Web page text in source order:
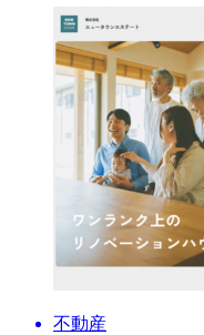
不動産